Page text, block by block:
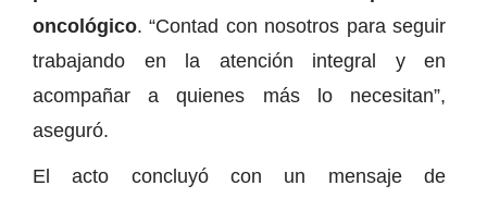
oncológico. “Contad con nosotros para seguir
trabajando en la atención integral y en
acompañar a quienes más lo necesitan”,
aseguró.
El acto concluyó con un mensaje de